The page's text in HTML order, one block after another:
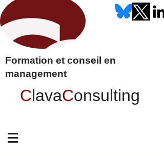
Formation et conseil en
management
ClavaConsulting